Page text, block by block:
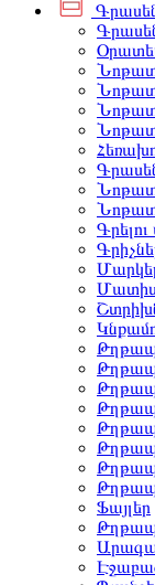
Ֆայլեր